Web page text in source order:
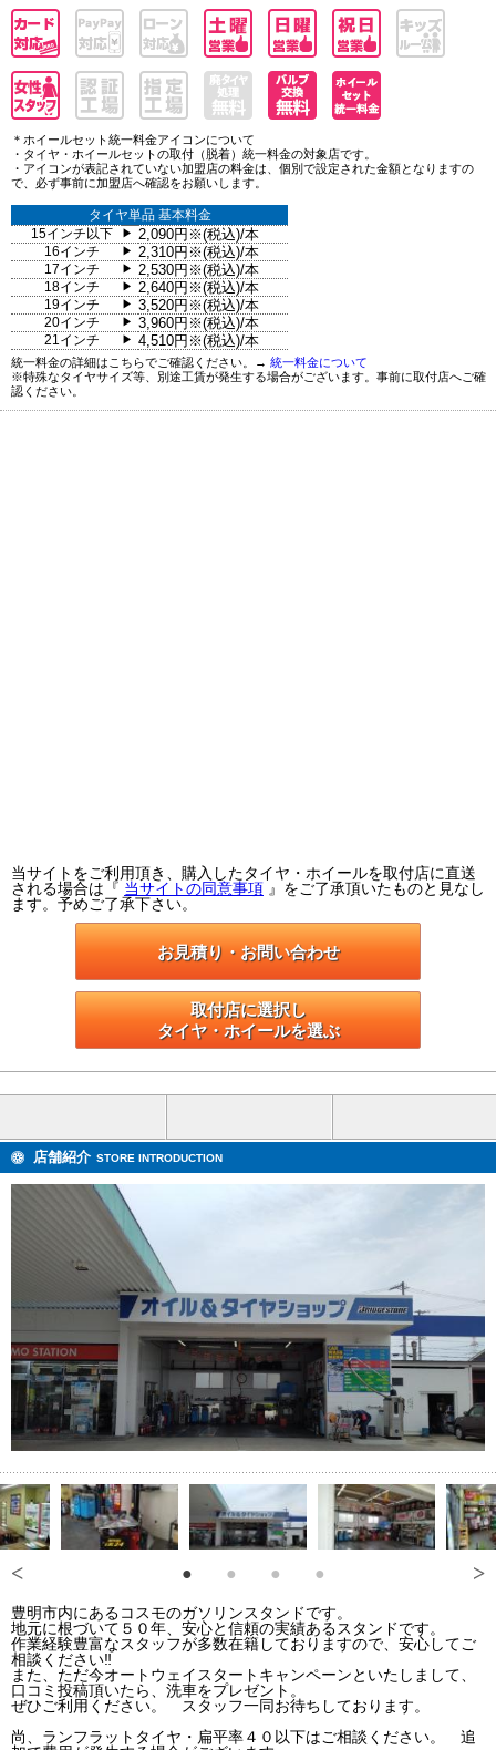
＊ホイールセット統一料金アイコンについて
・タイヤ・ホイールセットの取付（脱着）統一料金の対象店です。
・アイコンが表記されていない加盟店の料金は、個別で設定された金額となりますの
で、必ず事前に加盟店へ確認をお願いします。
タイヤ単品 基本料金
15インチ以下
▶ 2,090円※(税込)/本
16インチ ▶ 2,310円※(税込)/本
17インチ ▶ 2,530円※(税込)/本
18インチ ▶ 2,640円※(税込)/本
19インチ ▶ 3,520円※(税込)/本
20インチ ▶ 3,960円※(税込)/本
21インチ ▶ 4,510円※(税込)/本
統一料金の詳細はこちらでご確認ください。→ 統一料金について
※特殊なタイヤサイズ等、別途工賃が発生する場合がございます。事前に取付店へご確
認ください。
当サイトをご利用頂き、購入したタイヤ・ホイールを取付店に直送
される場合は『 当サイトの同意事項 』をご了承頂いたものと見なし
ます。予めご了承下さい。
お見積り・お問い合わせ
取付店に選択し
タイヤ・ホイールを選ぶ
店舗紹介 STORE INTRODUCTION
豊明市内にあるコスモのガソリンスタンドです。
地元に根づいて５０年、安心と信頼の実績あるスタンドです。
作業経験豊富なスタッフが多数在籍しておりますので、安心してご
相談ください‼
また、ただ今オートウェイスタートキャンペーンといたしまして、
口コミ投稿頂いたら、洗車をプレゼント。
ぜひご利用ください。 スタッフ一同お待ちしております。
尚、ランフラットタイヤ・扁平率４０以下はご相談ください。 追